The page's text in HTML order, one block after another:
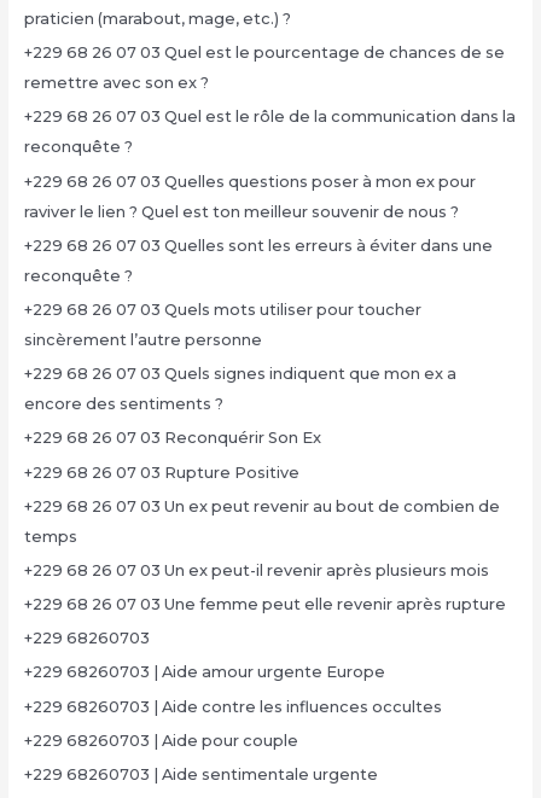
praticien (marabout, mage, etc.) ?
+229 68 26 07 03 Quel est le pourcentage de chances de se
remettre avec son ex ?
+229 68 26 07 03 Quel est le rôle de la communication dans la
reconquête ?
+229 68 26 07 03 Quelles questions poser à mon ex pour
raviver le lien ? Quel est ton meilleur souvenir de nous ?
+229 68 26 07 03 Quelles sont les erreurs à éviter dans une
reconquête ?
+229 68 26 07 03 Quels mots utiliser pour toucher
sincèrement l’autre personne
+229 68 26 07 03 Quels signes indiquent que mon ex a
encore des sentiments ?
+229 68 26 07 03 Reconquérir Son Ex
+229 68 26 07 03 Rupture Positive
+229 68 26 07 03 Un ex peut revenir au bout de combien de
temps
+229 68 26 07 03 Un ex peut-il revenir après plusieurs mois
+229 68 26 07 03 Une femme peut elle revenir après rupture
+229 68260703
+229 68260703 | Aide amour urgente Europe
+229 68260703 | Aide contre les influences occultes
+229 68260703 | Aide pour couple
+229 68260703 | Aide sentimentale urgente